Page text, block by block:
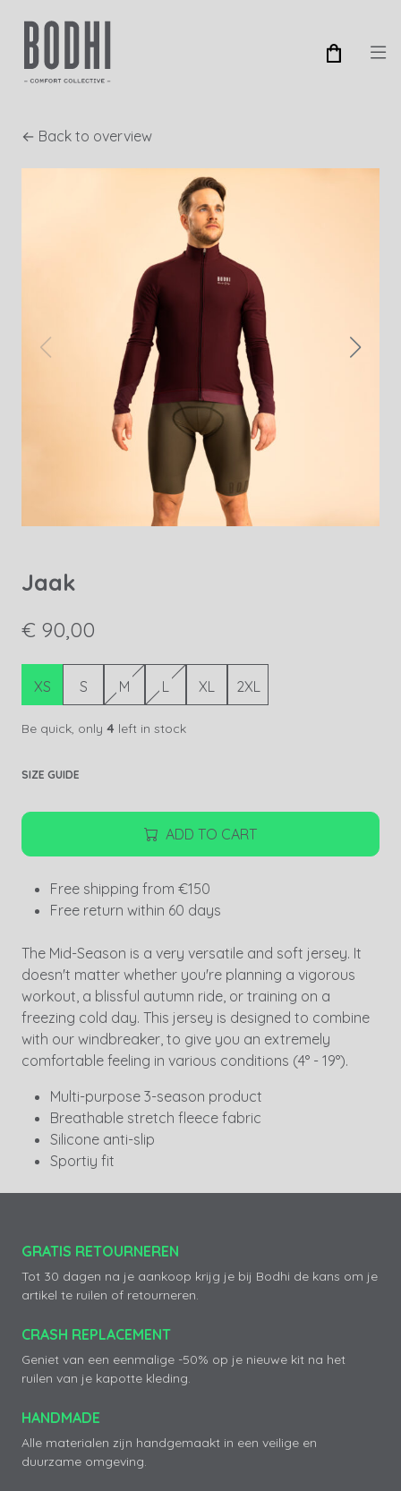
← Back to overview
Jaak
€ 90,00
XS S M L XL 2XL
Be quick, only 4 left in stock
SIZE GUIDE
ADD TO CART
Free shipping from €150
Free return within 60 days
The Mid-Season is a very versatile and soft jersey. It
doesn't matter whether you're planning a vigorous
workout, a blissful autumn ride, or training on a
freezing cold day. This jersey is designed to combine
with our windbreaker, to give you an extremely
comfortable feeling in various conditions (4° - 19°).
Multi-purpose 3-season product
Breathable stretch fleece fabric
Silicone anti-slip
Sportiy fit
GRATIS RETOURNEREN
Tot 30 dagen na je aankoop krijg je bij Bodhi de kans om je
artikel te ruilen of retourneren.
CRASH REPLACEMENT
Geniet van een eenmalige -50% op je nieuwe kit na het
ruilen van je kapotte kleding.
HANDMADE
Alle materialen zijn handgemaakt in een veilige en
duurzame omgeving.